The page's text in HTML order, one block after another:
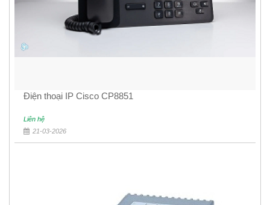
Điện thoại IP Cisco CP8851
Liên hệ
21-03-2026